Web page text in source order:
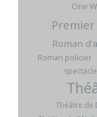
One
Roman
Roman policier
Théâtre de